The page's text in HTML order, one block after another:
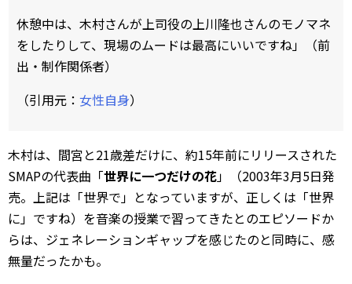
休憩中は、木村さんが上司役の上川隆也さんのモノマネ
をしたりして、現場のムードは最高にいいですね」（前
出・制作関係者）
（引用元： 女性自身）
木村は、間宮と21歳差だけに、約15年前にリリースされた
SMAPの代表曲「世界に一つだけの花」（2003年3月5日発
売。上記は「世界で」となっていますが、正しくは「世界
に」ですね）を音楽の授業で習ってきたとのエピソードか
らは、ジェネレーションギャップを感じたのと同時に、感
無量だったかも。